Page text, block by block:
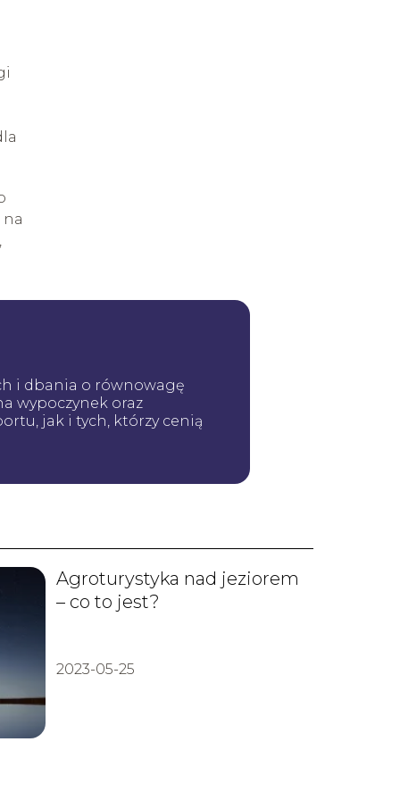
na
i dbania o równowagę
wypoczynek oraz
jak i tych, którzy cenią
Agroturystyka nad jeziorem
– co to jest?
2023-05-25